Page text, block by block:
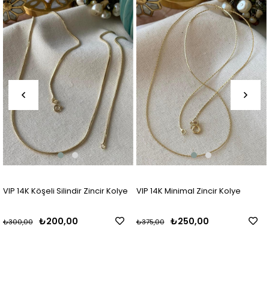
VIP 14K Köşeli Silindir Zincir Kolye
₺200,00
₺300,00
Ürün
VIP 14K Minimal Zincir Kolye
₺250,00
₺375,00
Ürün